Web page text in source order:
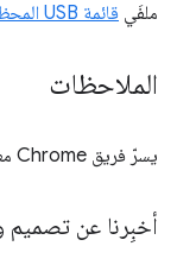
ملفَي قائمة USB المحظورة
الملاحظات
يسرّ فريق Chrome معرفة رأيك وتجربتك بشأن WebHID API.
أخبِرنا عن تصميم